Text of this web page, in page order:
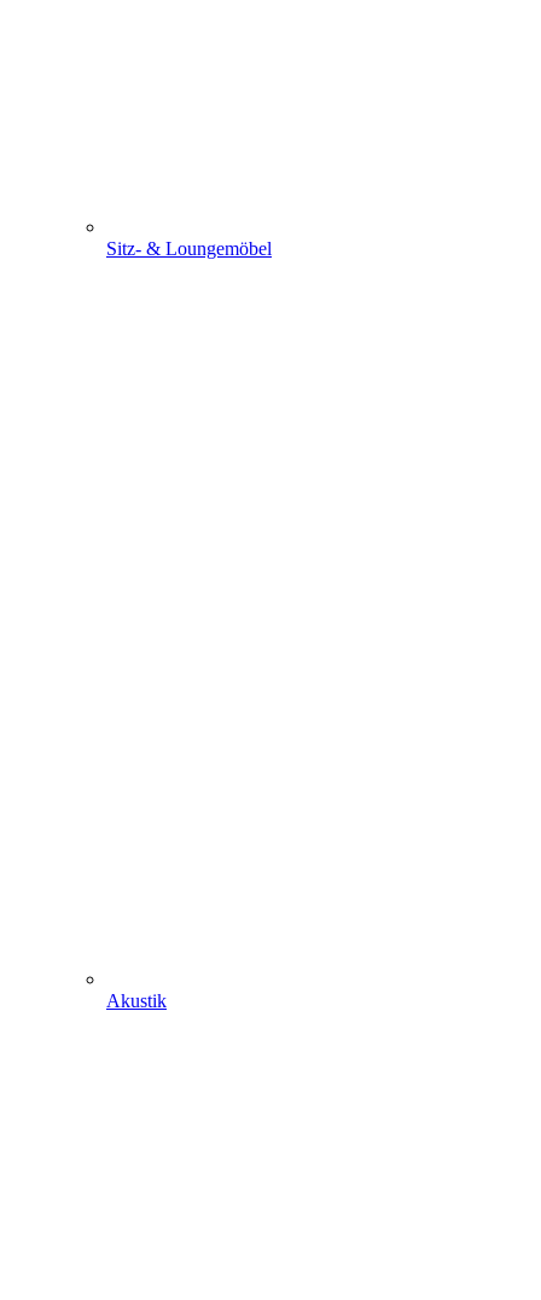
Sitz- & Loungemöbel
Akustik